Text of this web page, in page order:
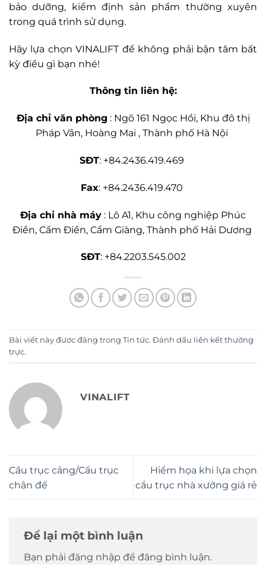
bảo dưỡng, kiểm định sản phẩm thường xuyên
trong quá trình sử dụng.
Hãy lựa chọn VINALIFT để không phải bận tâm bất
kỳ điều gì bạn nhé!
Thông tin liên hệ:
Địa chỉ văn phòng : Ngõ 161 Ngọc Hồi, Khu đô thị
Pháp Vân, Hoàng Mai , Thành phố Hà Nội
SĐT: +84.2436.419.469
Fax: +84.2436.419.470
Địa chỉ nhà máy : Lô A1, Khu công nghiệp Phúc
Điền, Cẩm Điền, Cẩm Giàng, Thành phố Hải Dương
SĐT: +84.2203.545.002
Bài viết này được đăng trong Tin tức. Đánh dấu liên kết thường
trực.
VINALIFT
Cầu trục cảng/Cẩu trục
chân đế
Hiểm họa khi lựa chọn
cẩu trục nhà xưởng giá rẻ
Để lại một bình luận
Bạn phải đăng nhập để đăng bình luận.